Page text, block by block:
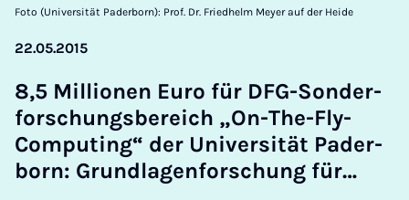
Foto (Universität Paderborn): Prof. Dr. Friedhelm Meyer auf der Heide
22.05.2015
8,5 Mil­lion­en Euro für DFG-Son­der­
forschungs­bereich „On-The-Fly-
Com­put­ing“ der Uni­versität Pader­
born: Grundla­gen­forschung für…